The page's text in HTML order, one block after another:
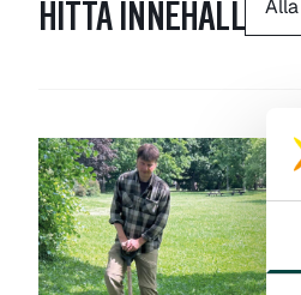
HITTA INNEHÅLL